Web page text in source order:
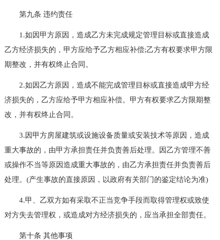
第九条 违约责任
1.如因甲方原因，造成乙方未完成规定管理目标或直接造成
乙方经济损失的，甲方应给予乙方相应补偿;乙方有权要求甲方限
期整改，并有权终止合同。
2.如因乙方原因，造成不能完成管理目标或直接造成甲方经
济损失的，乙方应给予甲方相应补偿。甲方有权要求乙方限期整
改，并有权终止合同。
3.因甲方房屋建筑或设施设备质量或安装技术等原因，造成
重大事故的，由甲方承担责任并负责善后处理。因乙方管理不善
或操作不当等原因造成重大事故的，由乙方承担责任并负责善后
处理。(产生事故的直接原因，以政府有关部门的鉴定结论为准)
4.甲、乙双方如有采取不正当竞争手段而取得管理权或致使
对方失去管理权，或造成对方经济损失的，应当承担全部责任。
第十条 其他事项